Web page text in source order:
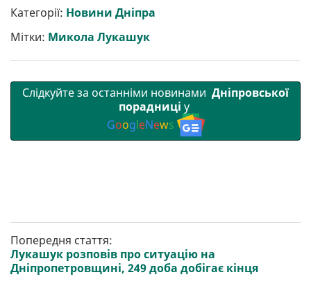
р
и
т
и
b
o
o
k
t
e
r
l g
r
a
m
Категорії: Новини Дніпра
Мітки: Микола Лукашук
Слідкуйте за останніми новинами Дніпровської
порадниці у
GoogleNews
Попередня стаття:
Лукашук розповів про ситуацію на
Дніпропетровщині, 249 доба добігає кінця